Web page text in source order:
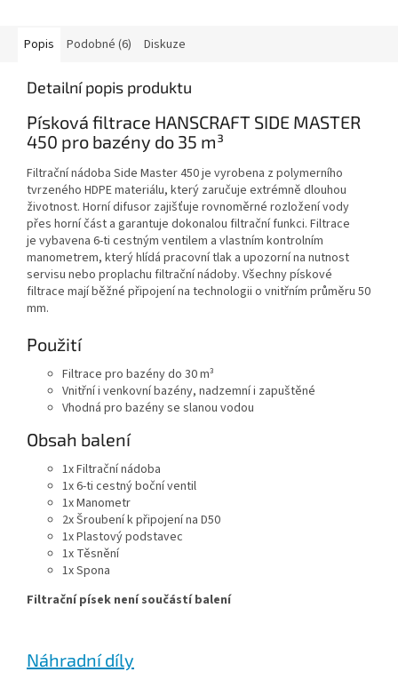
Popis Podobné (6) Diskuze
Detailní popis produktu
Písková filtrace HANSCRAFT SIDE MASTER
450 pro bazény do 35 m³
Filtrační nádoba Side Master 450 je vyrobena z polymerního
tvrzeného HDPE materiálu, který zaručuje extrémně dlouhou
životnost. Horní difusor zajišťuje rovnoměrné rozložení vody
přes horní část a garantuje dokonalou filtrační funkci. Filtrace
je vybavena 6-ti cestným ventilem a vlastním kontrolním
manometrem, který hlídá pracovní tlak a upozorní na nutnost
servisu nebo proplachu filtrační nádoby. Všechny pískové
filtrace mají běžné připojení na technologii o vnitřním průměru 50
mm.
Použití
Filtrace pro bazény do 30 m³
Vnitřní i venkovní bazény, nadzemní i zapuštěné
Vhodná pro bazény se slanou vodou
Obsah balení
1x Filtrační nádoba
1x 6-ti cestný boční ventil
1x Manometr
2x Šroubení k připojení na D50
1x Plastový podstavec
1x Těsnění
1x Spona
Filtrační písek není součástí balení
Náhradní díly